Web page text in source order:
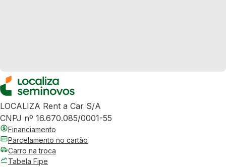
LOCALIZA Rent a Car S/A
CNPJ nº 16.670.085/0001-55
Financiamento
Parcelamento no cartão
Carro na troca
Tabela Fipe